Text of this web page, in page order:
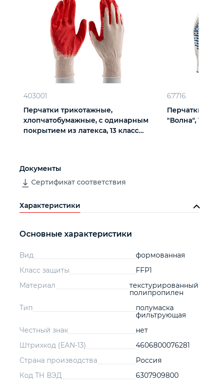
Прочий инструмент
403001
Перчатки трикотажные,
хлопчатобумажные, с одинарным
покрытием из латекса, 13 класс
67716
Перчатки х/
"Волна", 10
Документы
Сертификат соответствия
Характеристики
Основные характеристики
Вид
формованная
Класс защиты
FFP1
Материал
текстурированный
полипропилен
Тип
полумаска
фильтрующая
Честный знак
нет
Штрихкод (EAN-13)
4606800076281
Страна производства
Россия
Код ТН ВЭД
6307909800